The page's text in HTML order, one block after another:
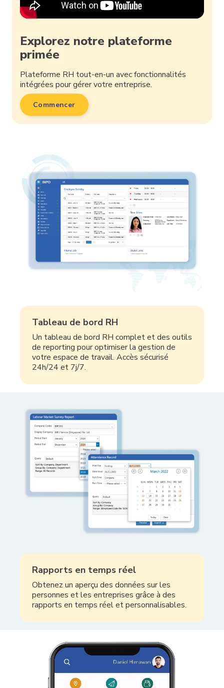
Explorez notre plateforme
primée
Plateforme RH tout-en-un avec fonctionnalités
intégrées pour gérer votre entreprise.
Commencer
Tableau de bord RH
Un tableau de bord RH complet et des outils
de reporting pour optimiser la gestion de
votre espace de travail. Accès sécurisé
24h/24 et 7j/7.
Rapports en temps réel
Obtenez un aperçu des données sur les
personnes et les entreprises grâce à des
rapports en temps réel et personnalisables.